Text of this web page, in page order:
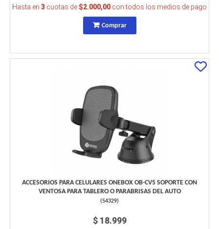
Hasta en 3 cuotas de $2.000,00 con todos los medios de pago
Comprar
ACCESORIOS PARA CELULARES ONEBOX OB-CV5 SOPORTE CON
VENTOSA PARA TABLERO O PARABRISAS DEL AUTO
(54329)
$ 18.999